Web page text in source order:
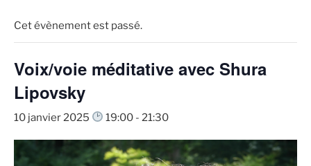
Cet évènement est passé.
Voix/voie méditative avec Shura
Lipovsky
10 janvier 2025 19:00 - 21:30